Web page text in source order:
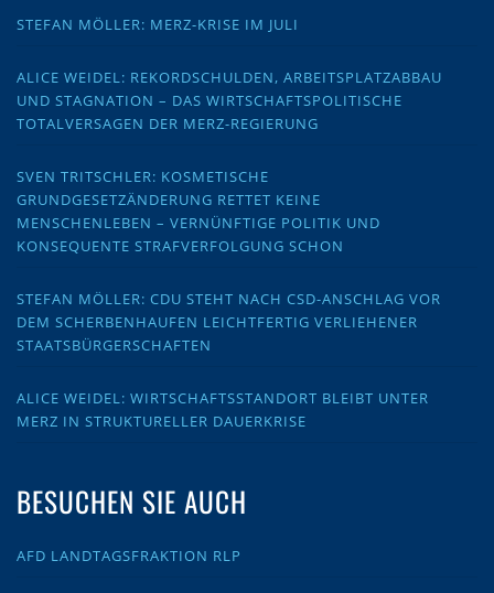
STEFAN MÖLLER: MERZ-KRISE IM JULI
ALICE WEIDEL: REKORDSCHULDEN, ARBEITSPLATZABBAU
UND STAGNATION – DAS WIRTSCHAFTSPOLITISCHE
TOTALVERSAGEN DER MERZ-REGIERUNG
SVEN TRITSCHLER: KOSMETISCHE
GRUNDGESETZÄNDERUNG RETTET KEINE
MENSCHENLEBEN – VERNÜNFTIGE POLITIK UND
KONSEQUENTE STRAFVERFOLGUNG SCHON
STEFAN MÖLLER: CDU STEHT NACH CSD-ANSCHLAG VOR
DEM SCHERBENHAUFEN LEICHTFERTIG VERLIEHENER
STAATSBÜRGERSCHAFTEN
ALICE WEIDEL: WIRTSCHAFTSSTANDORT BLEIBT UNTER
MERZ IN STRUKTURELLER DAUERKRISE
BESUCHEN SIE AUCH
AFD LANDTAGSFRAKTION RLP